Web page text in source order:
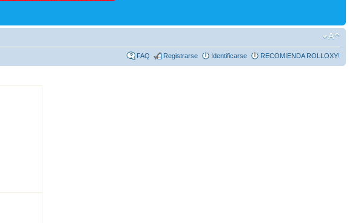
FAQ Registrarse Identificarse RECOMIENDA ROLLOXY!